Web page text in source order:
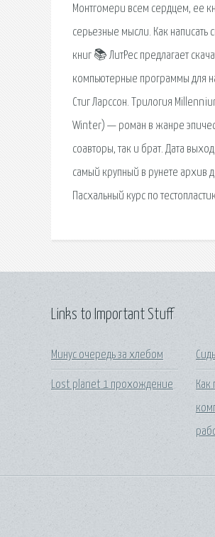
Монтгомери всем сердцем, ее
серьезные мысли. Как
книг 📚 ЛитРес предлагает
компьютерные программы для
Стиг Ларссон. Трилогия
Winter) — роман в жанре
соавторы, так и брат. Дата
самый крупный в рунете архив
Пасхальный курс по
Links to Important Stuff
Минус очередь за хлебом
Lost planet 1 прохождение
Как